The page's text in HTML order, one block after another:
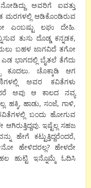
ಅವರಿಗೆ ಐವತ್ತು
ಮರಗಳಲ್ಲಿ ಆಡಿಕೊಂಡಿರುವ
ಎಂಬಷ್ಟು ಲಘು ದೇಹಿ.
ತುಸು ದೊಡ್ಡ ಕನ್ನಡಕ,
ಬಹಳ ಜಾಗವಿದೆ ತಗೋ
ಭಾಗದಲ್ಲಿ ಬೈತಲೆ ತೆಗೆದು
ಕೂದಲು. ಚೊಕ್ಕಾಡಿ ಆಗ
ಅವರ ಕವಿತೆಗಳು
ಅವು ಆ ಕಾಲದ ನವ್ಯ
ಹಕ್ಕಿ, ಹಾಡು, ಸಂಜೆ, ಗಾಳಿ,
ಬಂದು ಹೋಗುವ
ಇಷ್ಟೆಲ್ಲ ಸಹಜ
ಹೇಗೆ ಕಟ್ಟುತ್ತಿದ್ದರೆಂದರೆ,
ಹೇಳಿದರಲ್ಲ? ಹೇಳದೇ
ಹುಟ್ಟಿ ಇನ್ನೊಮ್ಮೆ ಓದಿಸಿ